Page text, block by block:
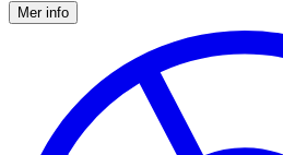
Mer info